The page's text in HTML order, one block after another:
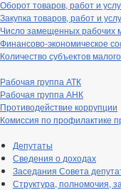
Оборот товаров, работ и
Закупка товаров, работ и
Число замещенных рабочих
Финансово-экономическое
Количество субъектов
Рабочая группа АТК
Рабочая группа АНК
Противодействие коррупции
Комиссия по профилактике
Депутаты
Сведения о доходах
Заседания Совета
Структура, полномочия,